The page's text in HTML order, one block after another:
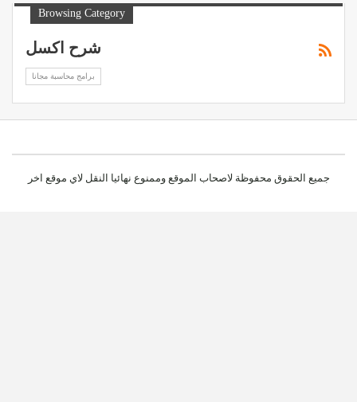
Browsing Category
شرح اكسل
برامج محاسبة مجانا
جميع الحقوق محفوظة لاصحاب الموقع وممنوع نهائيا النقل لاي موقع اخر